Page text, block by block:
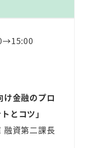
金融のプロ
とコツ」
融資第二課長